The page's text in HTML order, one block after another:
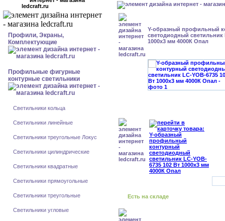
Профили, Экраны,
Комплектующие
Профильные фигурные
контурные светильники
Светильники кольца
Светильники линейные
Светильники треугольные Локус
Светильники цилиндрические
Светильники квадратные
Светильники прямоугольные
Светильники треугольные
Светильники угловые
Y-образный профильный
cветодиодный светильник
1000x3 мм 4000К Опал
Есть на складе